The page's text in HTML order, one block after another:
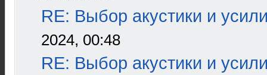
RE: Выбор акустики и
2024, 00:48
RE: Выбор акустики и